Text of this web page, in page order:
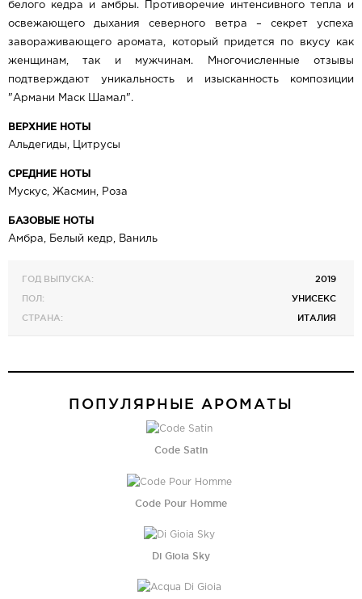
белого кедра и амбры. Противоречие интенсивного тепла и
освежающего дыхания северного ветра – секрет успеха
завораживающего аромата, который придется по вкусу как
женщинам, так и мужчинам. Многочисленные отзывы
подтверждают уникальность и изысканность композиции
"Армани Маск Шамал".
ВЕРХНИЕ НОТЫ
Альдегиды, Цитрусы
СРЕДНИЕ НОТЫ
Мускус, Жасмин, Роза
БАЗОВЫЕ НОТЫ
Амбра, Белый кедр, Ваниль
ГОД ВЫПУСКА:
2019
ПОЛ:
УНИСЕКС
СТРАНА:
ИТАЛИЯ
ПОПУЛЯРНЫЕ АРОМАТЫ
Code Satin
Code Pour Homme
Di Gioia Sky